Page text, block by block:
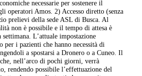
necessarie per sostenere il
operatori Amos. 2) Accesso diretto (senza
prelievi della sede ASL di Busca. Al
non è possibile e il tempo di attesa è
L’attuale impostazione
per i pazienti che hanno necessità di
a spostarsi a Dronero o a Cuneo. Il
nell’arco di pochi giorni, verrà
rendendo possibile l’effettuazione del